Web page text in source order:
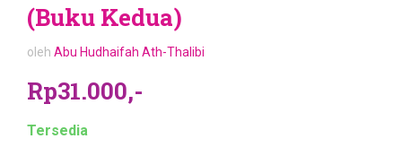
(Buku Kedua)
oleh Abu Hudhaifah Ath-Thalibi
Rp31.000,-
Tersedia